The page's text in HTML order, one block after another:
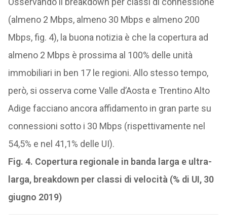
(almeno 2 Mbps, almeno 30 Mbps e almeno 200
Mbps, fig. 4), la buona notizia è che la copertura ad
almeno 2 Mbps è prossima al 100% delle unità
immobiliari in ben 17 le regioni. Allo stesso tempo,
però, si osserva come Valle d’Aosta e Trentino Alto
Adige facciano ancora affidamento in gran parte su
connessioni sotto i 30 Mbps (rispettivamente nel
54,5% e nel 41,1% delle UI).
Fig. 4. Copertura regionale in banda larga e ultra-
larga, breakdown per classi di velocità (% di UI, 30
giugno 2019)